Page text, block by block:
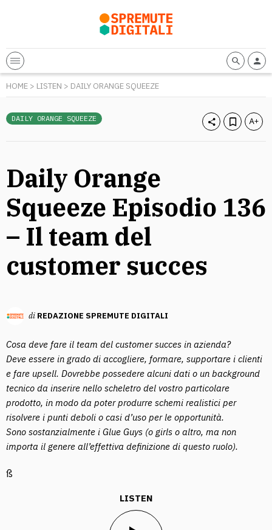
HOME > LISTEN > DAILY ORANGE SQUEEZE
DAILY ORANGE SQUEEZE
Daily Orange
Squeeze Episodio 136
– Il team del
customer succes
di REDAZIONE SPREMUTE DIGITALI
Cosa deve fare il team del customer succes in azienda?
Deve essere in grado di accogliere, formare, supportare i clienti
e fare upsell. Dovrebbe possedere alcuni dati o un background
tecnico da inserire nello scheletro del vostro particolare
prodotto, in modo da poter produrre schemi realistici per
risolvere i punti deboli o casi d’uso per le opportunità.
Sono sostanzialmente i Glue Guys (o girls o altro, ma non
importa il genere all’effettiva definizione di questo ruolo).
ß
LISTEN